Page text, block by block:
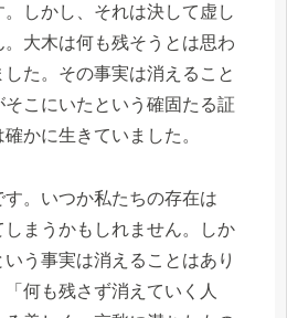
しかし、それは決して虚し
大木は何も残そうとは思わ
た。その事実は消えること
こにいたという確固たる証
かに生きていました。
。いつか私たちの存在は
しまうかもしれません。しか
う事実は消えることはあり
何も残さず消えていく人